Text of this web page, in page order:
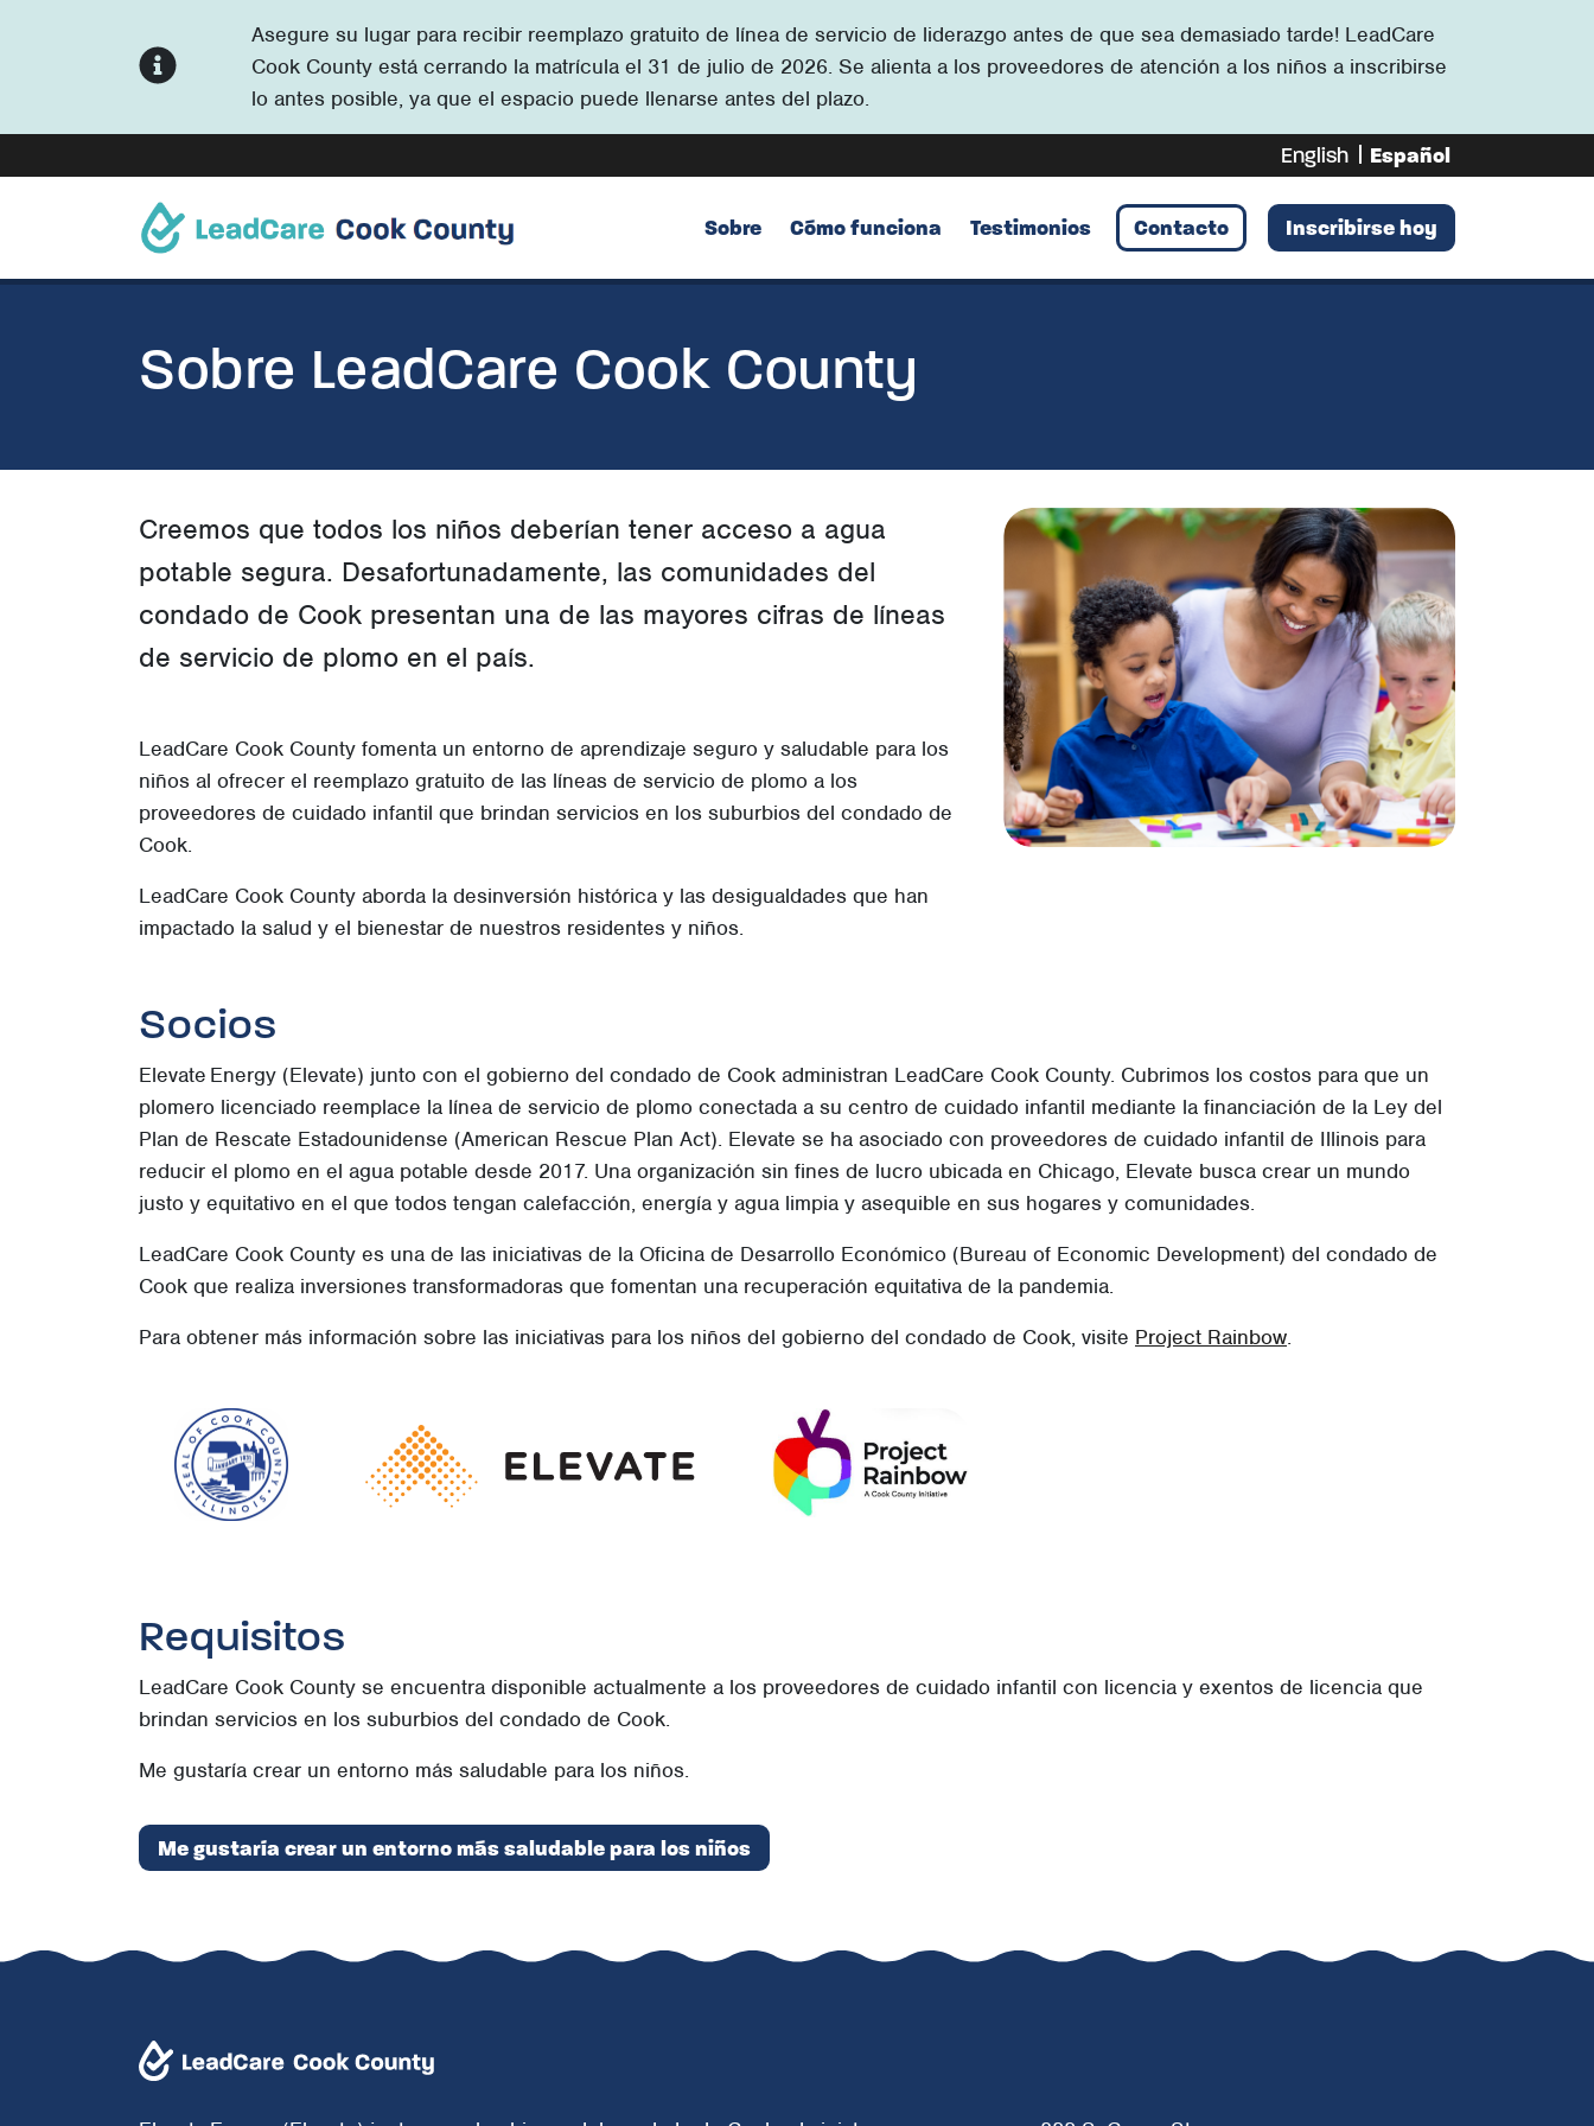
Asegure su lugar para recibir reemplazo gratuito de línea de servicio de liderazgo antes de que sea demasiado tarde! LeadCare
Cook County está cerrando la matrícula el 31 de julio de 2026. Se alienta a los proveedores de atención a los niños a inscribirse
lo antes posible, ya que el espacio puede llenarse antes del plazo.
English Español
Sobre Cómo funciona Testimonios Contacto Inscribirse hoy
Sobre LeadCare Cook County
Creemos que todos los niños deberían tener acceso a agua
potable segura. Desafortunadamente, las comunidades del
condado de Cook presentan una de las mayores cifras de líneas
de servicio de plomo en el país.
LeadCare Cook County fomenta un entorno de aprendizaje seguro y saludable para los
niños al ofrecer el reemplazo gratuito de las líneas de servicio de plomo a los
proveedores de cuidado infantil que brindan servicios en los suburbios del condado de
Cook.
LeadCare Cook County aborda la desinversión histórica y las desigualdades que han
impactado la salud y el bienestar de nuestros residentes y niños.
Socios
Elevate Energy (Elevate) junto con el gobierno del condado de Cook administran LeadCare Cook County. Cubrimos los costos para que un
plomero licenciado reemplace la línea de servicio de plomo conectada a su centro de cuidado infantil mediante la financiación de la Ley del
Plan de Rescate Estadounidense (American Rescue Plan Act). Elevate se ha asociado con proveedores de cuidado infantil de Illinois para
reducir el plomo en el agua potable desde 2017. Una organización sin fines de lucro ubicada en Chicago, Elevate busca crear un mundo
justo y equitativo en el que todos tengan calefacción, energía y agua limpia y asequible en sus hogares y comunidades.
LeadCare Cook County es una de las iniciativas de la Oficina de Desarrollo Económico (Bureau of Economic Development) del condado de
Cook que realiza inversiones transformadoras que fomentan una recuperación equitativa de la pandemia.
Para obtener más información sobre las iniciativas para los niños del gobierno del condado de Cook, visite Project Rainbow.
Requisitos
LeadCare Cook County se encuentra disponible actualmente a los proveedores de cuidado infantil con licencia y exentos de licencia que
brindan servicios en los suburbios del condado de Cook.
Me gustaría crear un entorno más saludable para los niños.
Me gustaría crear un entorno más saludable para los niños